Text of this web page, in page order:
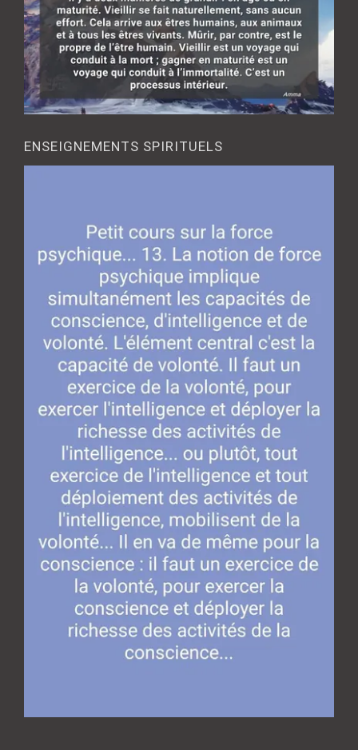
ENSEIGNEMENTS SPIRITUELS